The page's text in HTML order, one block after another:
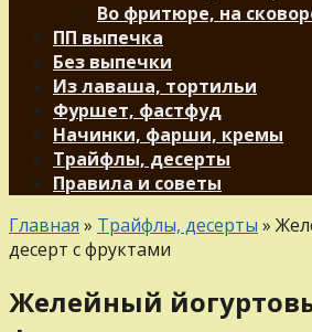
Во фритюре, на
ПП выпечка
Без выпечки
Из лаваша, тортильи
Фуршет, фастфуд
Начинки, фарши, кремы
Трайфлы, десерты
Правила и советы
Главная » Трайфлы, десерты »
десерт с фруктами
Желейный